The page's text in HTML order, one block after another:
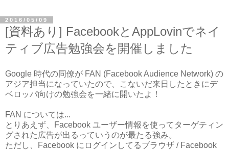
2016/05/09
[資料あり] FacebookとAppLovinでネイ
ティブ広告勉強会を開催しました
Google 時代の同僚が FAN (Facebook Audience Network) の
アジア担当になっていたので、こないだ来日したときにデ
ベロッパ向けの勉強会を一緒に開いたよ！
FAN については...
とりあえず、Facebook ユーザー情報を使ってターゲティン
グされた広告が出るっていうのが最たる強み。
ただし、Facebook にログインしてるブラウザ / Facebook